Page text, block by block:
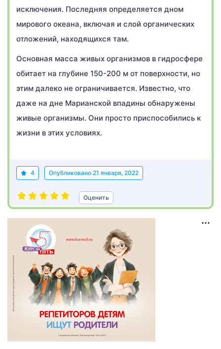
исключения. Последняя определяется дном
мирового океана, включая и слой органических
отложений, находящихся там.
Основная масса живых организмов в гидросфере
обитает на глубине 150-200 м от поверхности, но
этим далеко не ограничивается. Известно, что
даже на дне Марианской впадины обнаружены
живые организмы. Они просто приспособились к
жизни в этих условиях.
4 Опубликовано 21 января, 2022
Оценить